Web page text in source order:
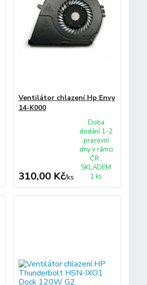
Ventilátor chlazení Hp Envy
14-K000
310,00 Kč/ks
Doba
dodání 1-2
pracovní
dny v rámci
ČR ,
SKLADEM
1 ks